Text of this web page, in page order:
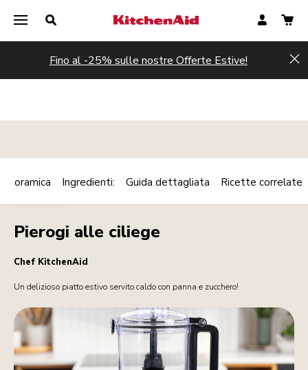
Fino al -25% sulle nostre Offerte Estive!
DESSERT Print
Pierogi alle ciliege
Chef KitchenAid
Un delizioso piatto estivo servito caldo con panna e zucchero!
Ingredienti: Guida dettagliata Ricette correlate